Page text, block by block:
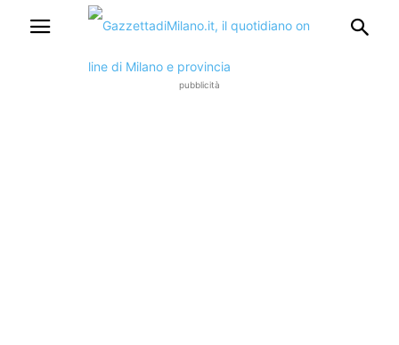
pubblicità